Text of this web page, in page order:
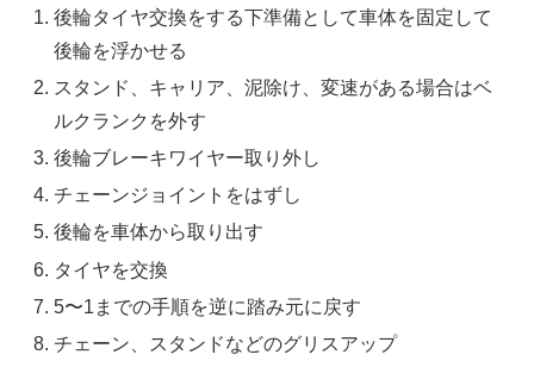
後輪タイヤ交換をする下準備として車体を固定して
後輪を浮かせる
スタンド、キャリア、泥除け、変速がある場合はベ
ルクランクを外す
後輪ブレーキワイヤー取り外し
チェーンジョイントをはずし
後輪を車体から取り出す
タイヤを交換
5〜1までの手順を逆に踏み元に戻す
チェーン、スタンドなどのグリスアップ